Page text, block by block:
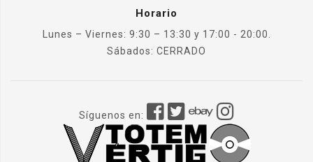
Horario
Lunes – Viernes: 9:30 – 13:30 y 17:00 - 20:00.
Sábados: CERRADO
Síguenos en: